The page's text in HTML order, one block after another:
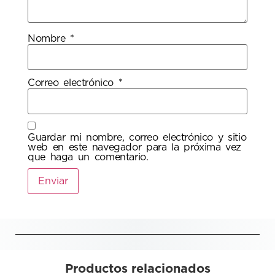
Nombre *
Correo electrónico *
Guardar mi nombre, correo electrónico y sitio
web en este navegador para la próxima vez
que haga un comentario.
Productos relacionados